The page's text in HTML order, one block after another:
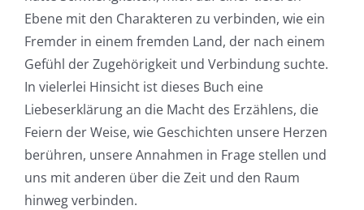
Ebene mit den Charakteren zu verbinden, wie ein
Fremder in einem fremden Land, der nach einem
Gefühl der Zugehörigkeit und Verbindung suchte.
In vielerlei Hinsicht ist dieses Buch eine
Liebeserklärung an die Macht des Erzählens, die
Feiern der Weise, wie Geschichten unsere Herzen
berühren, unsere Annahmen in Frage stellen und
uns mit anderen über die Zeit und den Raum
hinweg verbinden.